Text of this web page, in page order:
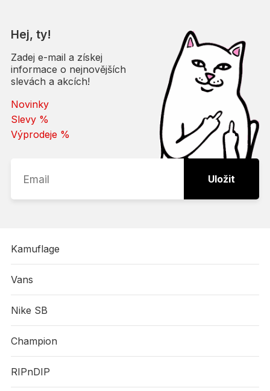
Hej, ty!
Zadej e-mail a získej
informace o nejnovějších
slevách a akcích!
Novinky
Slevy %
Výprodeje %
Uložit
Kamuflage
Vans
Nike SB
Champion
RIPnDIP